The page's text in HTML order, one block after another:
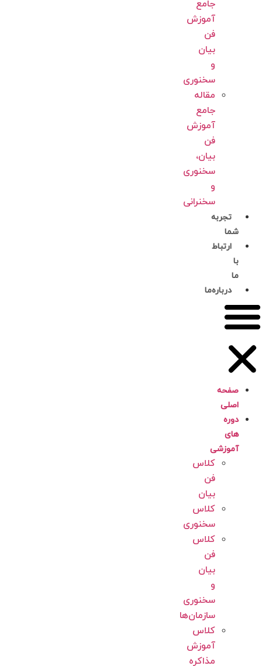
جامع
آموزش
فن
بیان
سخنوری
مقاله
جامع
آموزش
فن
بیان،
سخنوری
سخنرانی
تجربه
شما
ارتباط
ما
درباره‌ما
صفحه
اصلی
دوره
های
آموزشی
کلاس
فن
بیان
کلاس
سخنوری
کلاس
فن
بیان
سخنوری
سازمان‌ها
کلاس
آموزش
مذاکره